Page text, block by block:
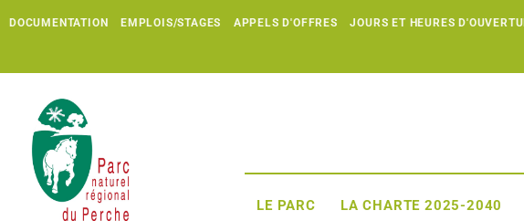
DOCUMENTATION EMPLOIS/STAGES APPELS D'OFFRES JOURS ET HEURES
LE PARC LA CHARTE 2025-2040